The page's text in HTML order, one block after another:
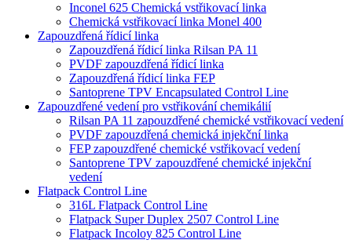
Inconel 625 Chemická vstřikovací linka
Chemická vstřikovací linka Monel 400
Zapouzdřená řídicí linka
Zapouzdřená řídicí linka Rilsan PA 11
PVDF zapouzdřená řídicí linka
Zapouzdřená řídicí linka FEP
Santoprene TPV Encapsulated Control Line
Zapouzdřené vedení pro vstřikování chemikálií
Rilsan PA 11 zapouzdřené chemické vstřikovací vedení
PVDF zapouzdřená chemická injekční linka
FEP zapouzdřené chemické vstřikovací vedení
Santoprene TPV zapouzdřené chemické injekční
vedení
Flatpack Control Line
316L Flatpack Control Line
Flatpack Super Duplex 2507 Control Line
Flatpack Incoloy 825 Control Line